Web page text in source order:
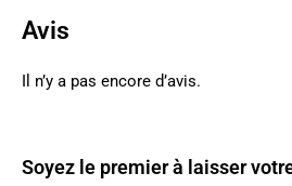
Avis
Il n’y a pas encore d’avis.
Soyez le premier à laisser